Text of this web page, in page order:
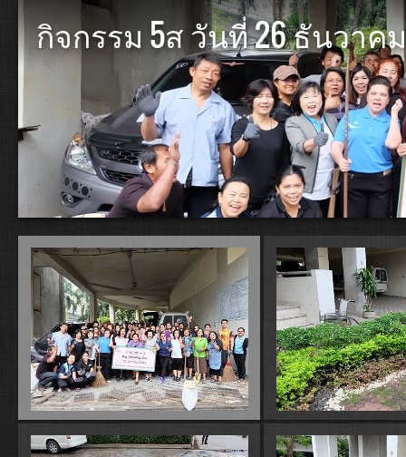
กิจกรรม 5ส วันที่ 26 ธันวาค